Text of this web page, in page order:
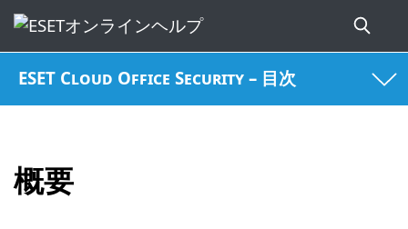
ESET Cloud Office Security – 目次
概要